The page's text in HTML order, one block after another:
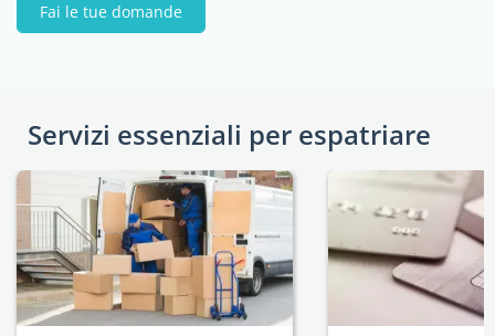
Fai le tue domande
Servizi essenziali per espatriare